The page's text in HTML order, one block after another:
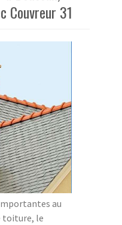
Couvreur 31
au
toiture, le